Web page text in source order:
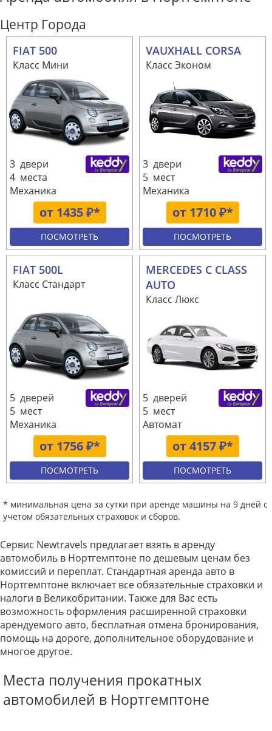
Центр Города
FIAT 500
Класс Мини
от 1435 ₽*
3 двери
4 места
Механика
ПОСМОТРЕТЬ
VAUXHALL CORSA
Класс Эконом
от 1710 ₽*
3 двери
5 мест
Механика
ПОСМОТРЕТЬ
FIAT 500L
Класс Стандарт
от 1756 ₽*
5 дверей
5 мест
Механика
ПОСМОТРЕТЬ
MERCEDES C CLASS
AUTO
Класс Люкс
от 4157 ₽*
5 дверей
5 мест
Автомат
ПОСМОТРЕТЬ
* минимальная цена за сутки при аренде машины на 9 дней с
учетом обязательных страховок и сборов.
Сервис Newtravels предлагает взять в аренду
автомобиль в Нортгемптоне по дешевым ценам без
комиссий и переплат. Стандартная аренда авто в
Нортгемптоне включает все обязательные страховки и
налоги в Великобритании. Также для Вас есть
возможность оформления расширенной страховки
арендуемого авто, бесплатная отмена бронирования,
помощь на дороге, дополнительное оборудование и
многое другое.
Места получения прокатных
автомобилей в Нортгемптоне